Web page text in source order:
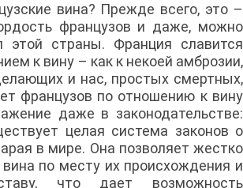
вина? Прежде всего, это –
французов и даже, можно
этой страны. Франция славится
к вину – как к некоей амброзии,
и нас, простых смертных,
французов по отношению к вину
даже в законодательстве:
целая система законов о
в мире. Она позволяет жестко
вина по месту их происхождения и
что дает возможность